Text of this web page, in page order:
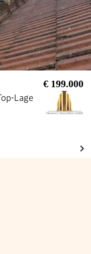
€ 199.000
Lage